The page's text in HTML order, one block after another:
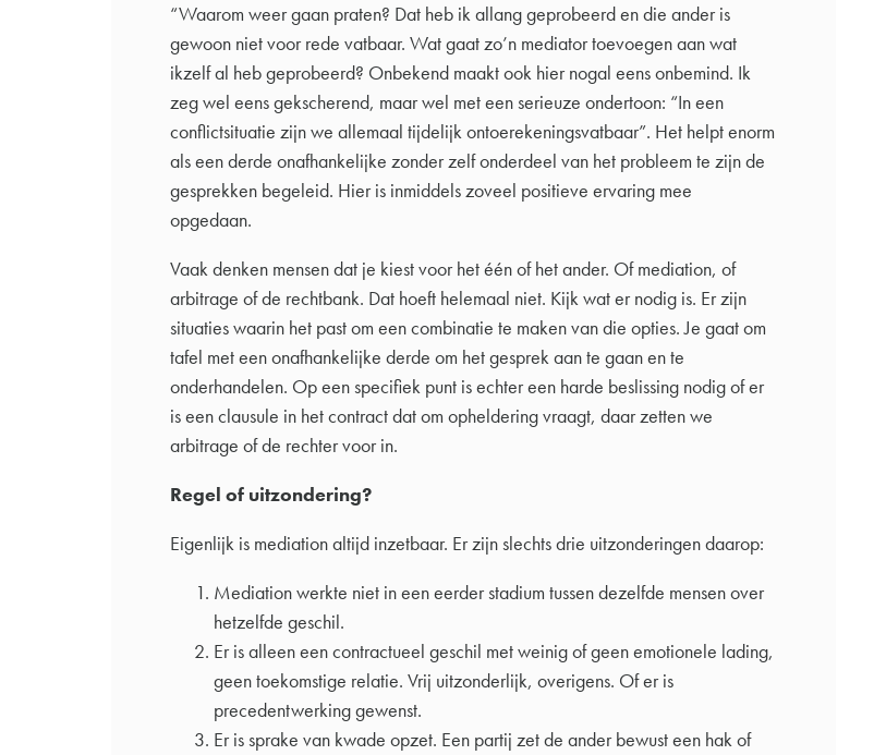
“Waarom weer gaan praten? Dat heb ik allang geprobeerd en die ander is
gewoon niet voor rede vatbaar. Wat gaat zo’n mediator toevoegen aan wat
ikzelf al heb geprobeerd? Onbekend maakt ook hier nogal eens onbemind. Ik
zeg wel eens gekscherend, maar wel met een serieuze ondertoon: “In een
conflictsituatie zijn we allemaal tijdelijk ontoerekeningsvatbaar”. Het helpt enorm
als een derde onafhankelijke zonder zelf onderdeel van het probleem te zijn de
gesprekken begeleid. Hier is inmiddels zoveel positieve ervaring mee
opgedaan.
Vaak denken mensen dat je kiest voor het één of het ander. Of mediation, of
arbitrage of de rechtbank. Dat hoeft helemaal niet. Kijk wat er nodig is. Er zijn
situaties waarin het past om een combinatie te maken van die opties. Je gaat om
tafel met een onafhankelijke derde om het gesprek aan te gaan en te
onderhandelen. Op een specifiek punt is echter een harde beslissing nodig of er
is een clausule in het contract dat om opheldering vraagt, daar zetten we
arbitrage of de rechter voor in.
Regel of uitzondering?
Eigenlijk is mediation altijd inzetbaar. Er zijn slechts drie uitzonderingen daarop:
Mediation werkte niet in een eerder stadium tussen dezelfde mensen over
hetzelfde geschil.
Er is alleen een contractueel geschil met weinig of geen emotionele lading,
geen toekomstige relatie. Vrij uitzonderlijk, overigens. Of er is
precedentwerking gewenst.
Er is sprake van kwade opzet. Een partij zet de ander bewust een hak of